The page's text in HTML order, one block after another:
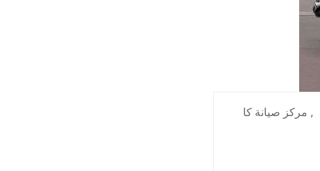
, مركز صيانة كا